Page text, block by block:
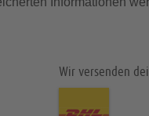
Wir versenden